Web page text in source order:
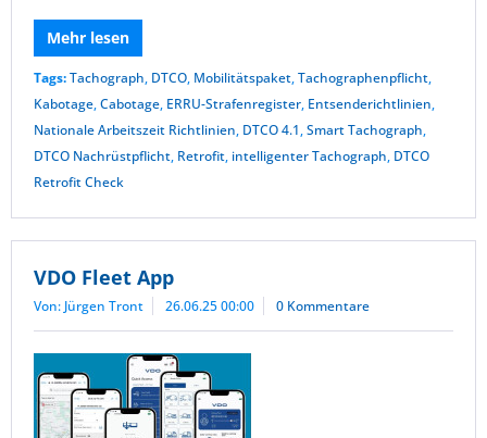
Mehr lesen
Tags:Tachograph, DTCO, Mobilitätspaket,Tachographenpflicht,
Kabotage,Cabotage, ERRU-Strafenregister, Entsenderichtlinien,
Nationale Arbeitszeit Richtlinien, DTCO 4.1,Smart Tachograph,
DTCO Nachrüstpflicht, Retrofit, intelligenter Tachograph, DTCO
Retrofit Check
VDO Fleet App
Von: Jürgen Tront 26.06.25 00:00 0 Kommentare